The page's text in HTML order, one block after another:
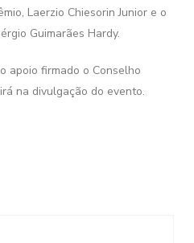
Laerzio Chiesorin Junior e o
Guimarães Hardy.
apoio firmado o Conselho
na divulgação do evento.